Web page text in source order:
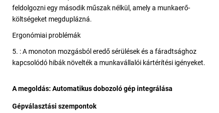
feldolgozni egy második műszak nélkül, amely a munkaerő-
költségeket megduplázná.
Ergonómiai problémák
5. : A monoton mozgásból eredő sérülések és a fáradtsághoz
kapcsolódó hibák növelték a munkavállalói kártérítési igényeket.
A megoldás: Automatikus dobozoló gép integrálása
Gépválasztási szempontok